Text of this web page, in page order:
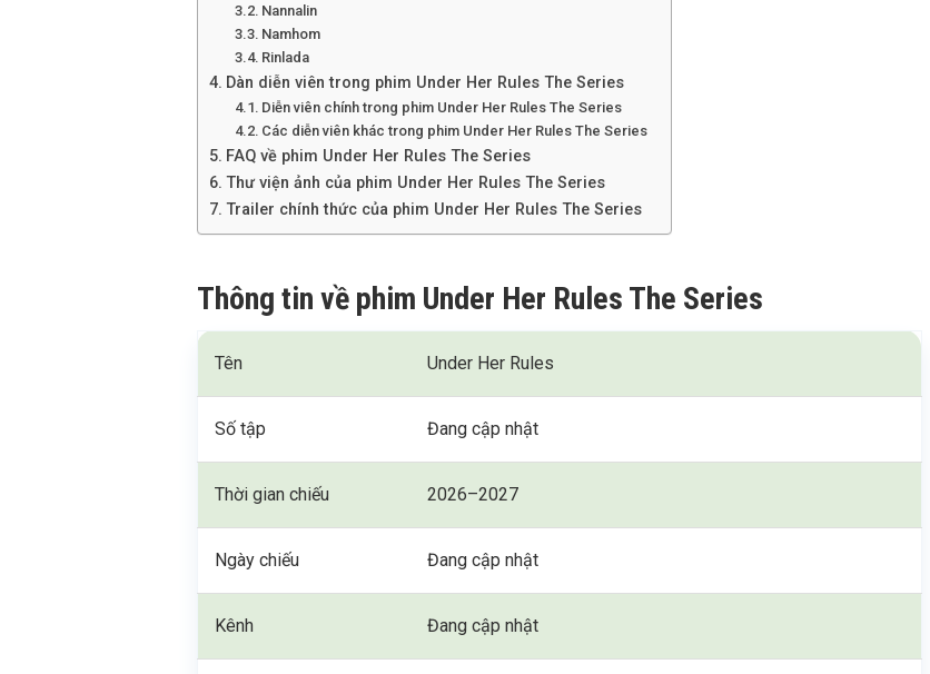
Nannalin
Namhom
Rinlada
Dàn diễn viên trong phim Under Her Rules The Series
Diễn viên chính trong phim Under Her Rules The Series
Các diễn viên khác trong phim Under Her Rules The Series
FAQ về phim Under Her Rules The Series
Thư viện ảnh của phim Under Her Rules The Series
Trailer chính thức của phim Under Her Rules The Series
Thông tin về phim Under Her Rules The Series
Tên Under Her Rules
Số tập Đang cập nhật
Thời gian chiếu 2026–2027
Ngày chiếu Đang cập nhật
Kênh Đang cập nhật